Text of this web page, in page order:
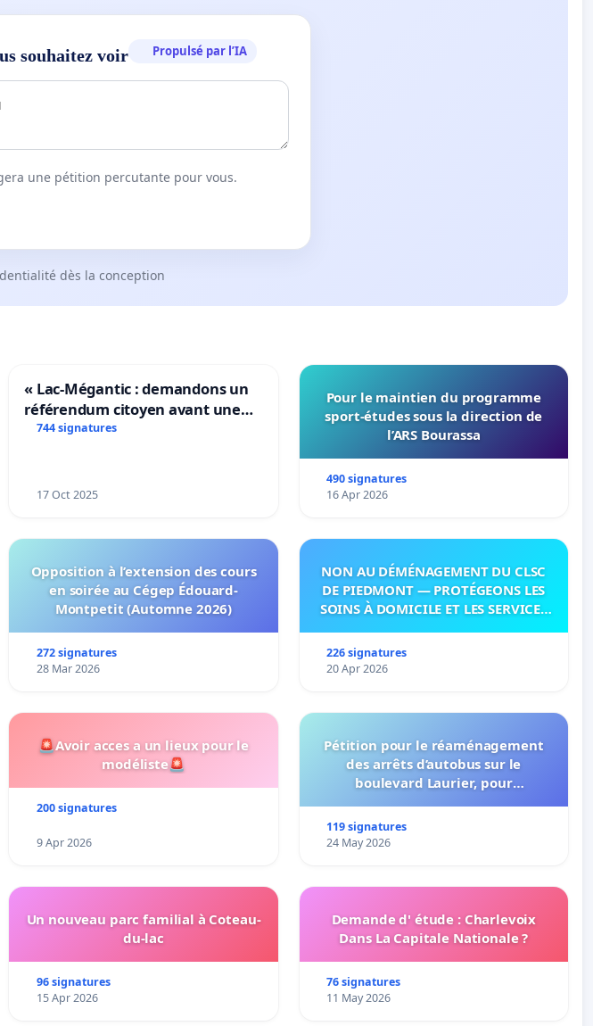
souhaitez voir Propulsé par l’IA
une pétition percutante pour vous.
dès la conception
« Lac-Mégantic : demandons un
référendum citoyen avant une
transformation irréversible de
744 signatures
17 Oct 2025
Pour le maintien du programme
sport-études sous la direction de
l’ARS Bourassa
490 signatures
16 Apr 2026
Opposition à l’extension des cours
en soirée au Cégep Édouard-
Montpetit (Automne 2026)
272 signatures
28 Mar 2026
NON AU DÉMÉNAGEMENT DU CLSC
DE PIEDMONT — PROTÉGEONS LES
SOINS À DOMICILE ET LES SERVICES
226 signatures
20 Apr 2026
🚨Avoir acces a un lieux pour le
modéliste🚨
200 signatures
9 Apr 2026
Pétition pour le réaménagement
des arrêts d’autobus sur le
boulevard Laurier, pour
connexion 805-802 à établir
119 signatures
24 May 2026
Un nouveau parc familial à Coteau-
du-lac
96 signatures
15 Apr 2026
Demande d' étude : Charlevoix
Dans La Capitale Nationale ?
76 signatures
11 May 2026